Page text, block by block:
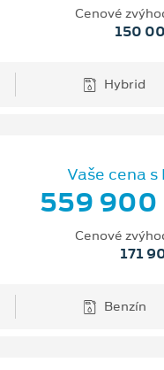
Cenové
150
Hybrid
Vaše cena s
559 900
Cenové
171
Benzín